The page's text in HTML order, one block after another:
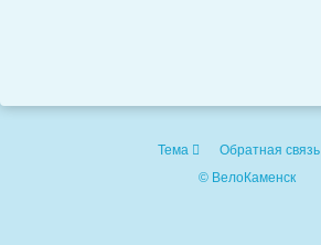
Тема
Обратная связь
© ВелоКаменск